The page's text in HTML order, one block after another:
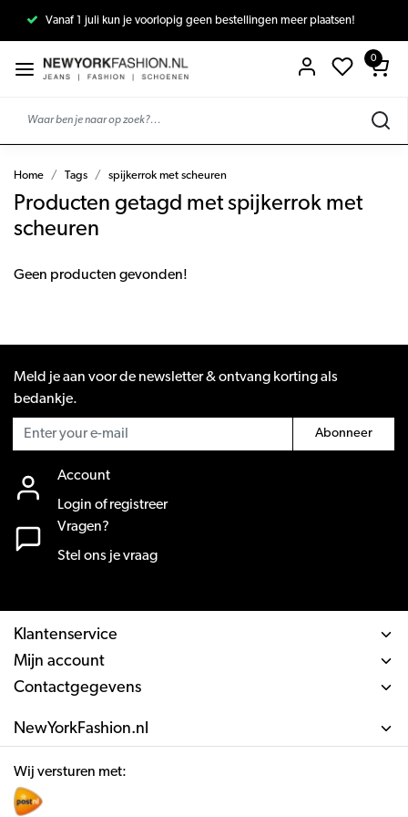
Vanaf 1 juli kun je voorlopig geen bestellingen meer plaatsen!
0
Home Tags spijkerrok met scheuren
Producten getagd met spijkerrok met
scheuren
Geen producten gevonden!
Meld je aan voor de newsletter & ontvang korting als
bedankje.
Abonneer
Account
Login of registreer
Vragen?
Stel ons je vraag
Klantenservice
Mijn account
Contactgegevens
NewYorkFashion.nl
Wij versturen met: